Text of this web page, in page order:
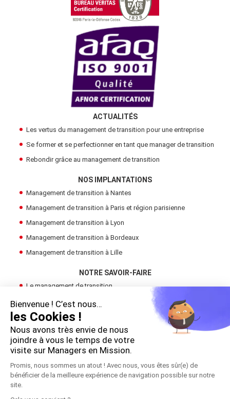
!
ACTUALITÉS
Les vertus du management de transition pour une entreprise
Se former et se perfectionner en tant que manager de transition
Rebondir grâce au management de transition
NOS IMPLANTATIONS
Management de transition à Nantes
Management de transition à Paris et région parisienne
Management de transition à Lyon
Management de transition à Bordeaux
Management de transition à Lille
NOTRE SAVOIR-FAIRE
Le management de transition
Devenir Manager de Transition
Trouver un manager de transition
LE GROUPE
Cadres en Mission
Bienvenue ! C’est nous…
les Cookies !
Nous avons très envie de nous
joindre à vous le temps de votre
visite sur Managers en Mission.
Promis, nous sommes un atout ! Avec nous, vous êtes sûr(e) de
bénéficier de la meilleure expérience de navigation possible sur notre
site.